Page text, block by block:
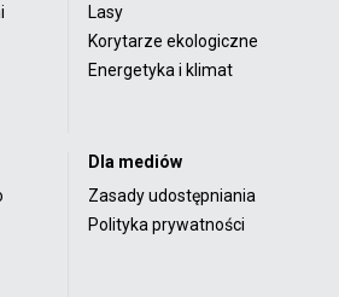
Lasy
Korytarze ekologiczne
Energetyka i klimat
Dla mediów
Zasady udostępniania
Polityka prywatności